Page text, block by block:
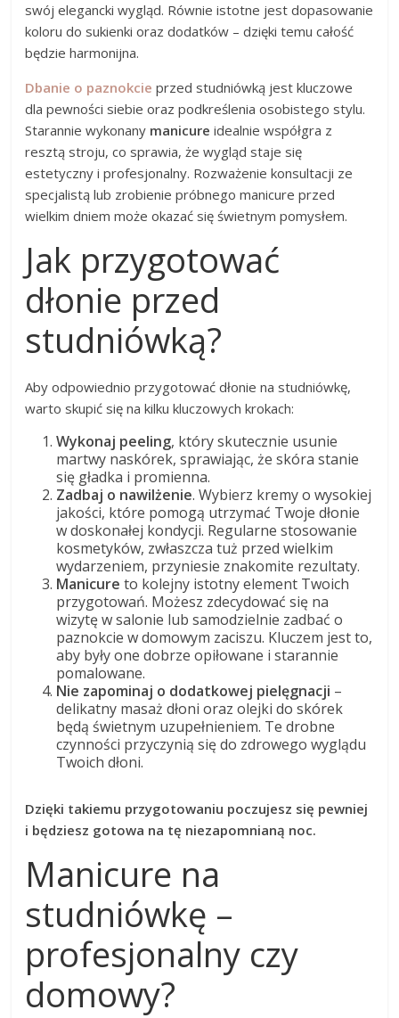
swój elegancki wygląd. Równie istotne jest dopasowanie
koloru do sukienki oraz dodatków – dzięki temu całość
będzie harmonijna.
Dbanie o paznokcie przed studniówką jest kluczowe
dla pewności siebie oraz podkreślenia osobistego stylu.
Starannie wykonany manicure idealnie współgra z
resztą stroju, co sprawia, że wygląd staje się
estetyczny i profesjonalny. Rozważenie konsultacji ze
specjalistą lub zrobienie próbnego manicure przed
wielkim dniem może okazać się świetnym pomysłem.
Jak przygotować
dłonie przed
studniówką?
Aby odpowiednio przygotować dłonie na studniówkę,
warto skupić się na kilku kluczowych krokach:
Wykonaj peeling, który skutecznie usunie
martwy naskórek, sprawiając, że skóra stanie
się gładka i promienna.
Zadbaj o nawilżenie. Wybierz kremy o wysokiej
jakości, które pomogą utrzymać Twoje dłonie
w doskonałej kondycji. Regularne stosowanie
kosmetyków, zwłaszcza tuż przed wielkim
wydarzeniem, przyniesie znakomite rezultaty.
Manicure to kolejny istotny element Twoich
przygotowań. Możesz zdecydować się na
wizytę w salonie lub samodzielnie zadbać o
paznokcie w domowym zaciszu. Kluczem jest to,
aby były one dobrze opiłowane i starannie
pomalowane.
Nie zapominaj o dodatkowej pielęgnacji –
delikatny masaż dłoni oraz olejki do skórek
będą świetnym uzupełnieniem. Te drobne
czynności przyczynią się do zdrowego wyglądu
Twoich dłoni.
Dzięki takiemu przygotowaniu poczujesz się pewniej
i będziesz gotowa na tę niezapomnianą noc.
Manicure na
studniówkę –
profesjonalny czy
domowy?